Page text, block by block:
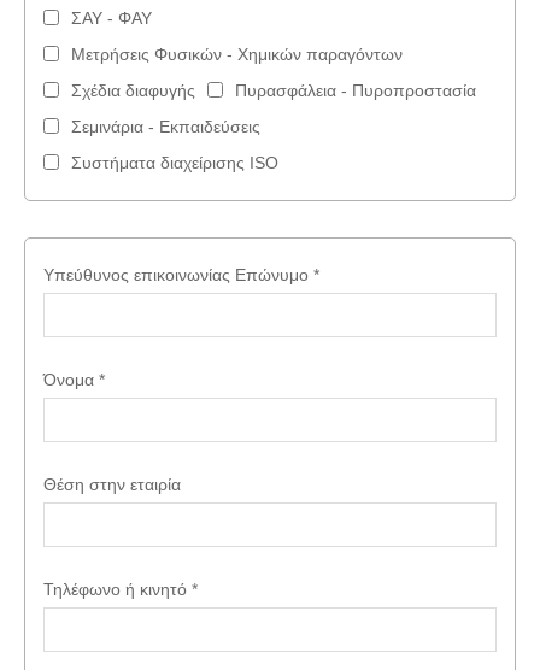
ΣΑΥ - ΦΑΥ
Μετρήσεις Φυσικών - Χημικών παραγόντων
Σχέδια διαφυγής
Πυρασφάλεια - Πυροπροστασία
Σεμινάρια - Εκπαιδεύσεις
Συστήματα διαχείρισης ISO
Υπεύθυνος επικοινωνίας Επώνυμο *
Όνομα *
Θέση στην εταιρία
Τηλέφωνο ή κινητό *